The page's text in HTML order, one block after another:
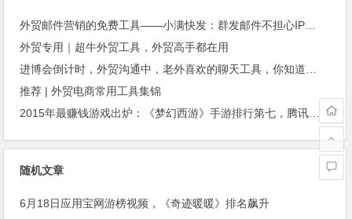
外贸邮件营销的免费工具——小满快发：群发邮件不担心IP被封
外贸专用｜超牛外贸工具，外贸高手都在用
进博会倒计时，外贸沟通中，老外喜欢的聊天工具，你知道几种？
推荐 | 外贸电商常用工具集锦
2015年最赚钱游戏出炉：《梦幻西游》手游排行第七，腾讯总收入进前三
随机文章
6月18日应用宝网游榜视频，《奇迹暖暖》排名飙升